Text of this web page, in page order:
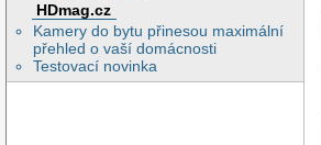
HDmag.cz
Kamery do bytu přinesou maximální
přehled o vaší domácnosti
Testovací novinka